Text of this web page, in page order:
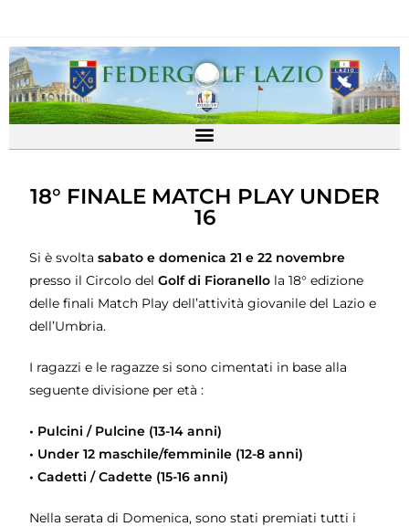
18° FINALE MATCH PLAY UNDER
16
Si è svoltasabato e domenica 21 e 22 novembre
presso il Circolo delGolf di Fioranello la 18° edizione
delle finali Match Play dell’attività giovanile del Lazio e
dell’Umbria.
I ragazzi e le ragazze si sono cimentati in base alla
seguente divisione per età :
• Pulcini / Pulcine (13-14 anni)
• Under 12 maschile/femminile (12-8 anni)
• Cadetti / Cadette (15-16 anni)
Nella serata di Domenica, sono stati premiati tutti i